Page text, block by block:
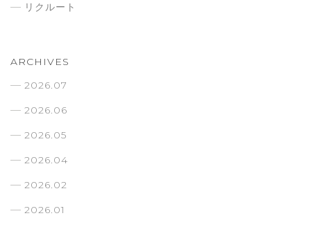
リクルート
ARCHIVES
2026.07
2026.06
2026.05
2026.04
2026.02
2026.01